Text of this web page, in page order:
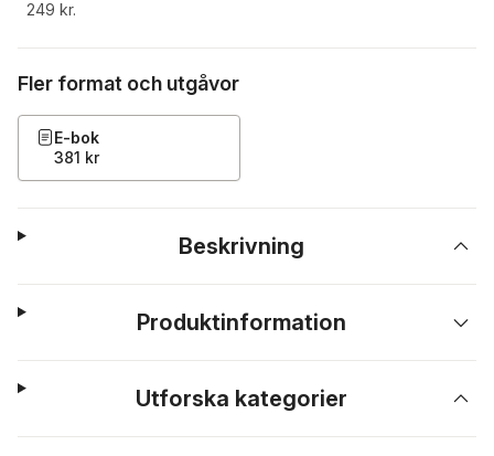
249 kr.
Fler format och utgåvor
E-bok
381 kr
Beskrivning
Produktinformation
Utforska kategorier